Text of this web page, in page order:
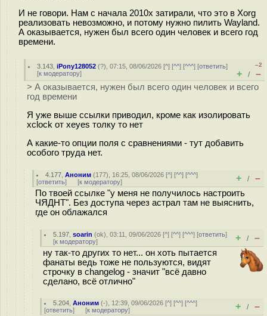
И не говори. Нам с начала 2010х затирали, что это в Xorg
реализовать невозможно, и потому нужно пилить Wayland.
А оказывается, нужен был всего один человек и всего год
времени.
3.143 ,iPony128052 (?), 07:15, 08/06/2026 [^] [^^] [^^^] [ответить]
[к модератору]
–2
+ / –
> А оказывается, нужен был всего один человек и всего
год времени
Я уже выше ссылки приводил, кроме как изолировать
xclock от xeyes толку то нет
А какие-то опции поля с сравнениями - тут добавить
особого труда нет.
4.177 ,Аноним (177), 16:25, 08/06/2026 [^] [^^] [^^^]
[ответить] [к модератору] + / –
По твоей ссылке "у меня не получилось настроить
ЧЯДНТ". Без доступа через астрал там не выяснить,
где он облажался
5.197 ,soarin (ok), 03:11, 09/06/2026 [^] [^^] [^^^] [ответить]
[к модератору] + / –
ну так-то других то нет... он хоть пытается
фанаты ведь тоже не пользуются, видят
строчку в changelog - значит "всё давно
сделано, всё отлично"
5.204 ,Аноним (-), 12:39, 09/06/2026 [^] [^^] [^^^]
[ответить] [к модератору] + / –